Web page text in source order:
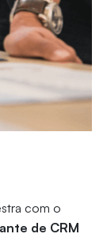
com o
de CRM